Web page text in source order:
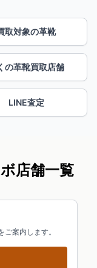
取対象の革靴
の革靴買取店舗
LINE査定
店舗一覧
案内します。